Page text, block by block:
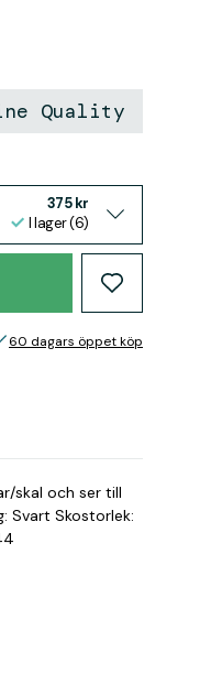
Quality
375 kr
I lager (6)
60 dagars öppet köp
skal och ser till
Svart Skostorlek: